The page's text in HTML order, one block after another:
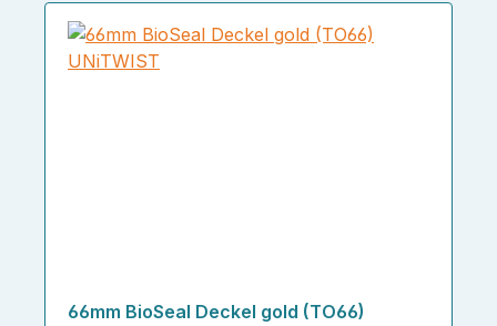
66mm BioSeal Deckel gold (TO66)